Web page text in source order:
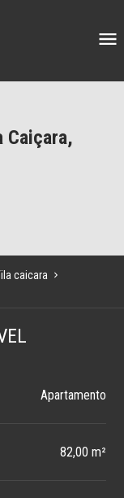
Caiçara,
caicara
Apartamento
82,00 m²